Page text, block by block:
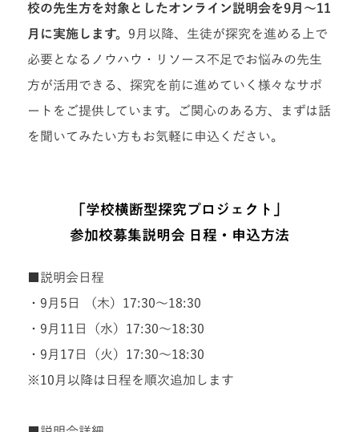
校の先生方を対象としたオンライン説明会を9月～11
月に実施します。 9月以降、生徒が探究を進める上で
必要となるノウハウ・リソース不足でお悩みの先生
方が活用できる、探究を前に進めていく様々なサポ
ートをご提供しています。ご関心のある方、まずは話
を聞いてみたい方もお気軽に申込ください。
「学校横断型探究プロジェクト」
参加校募集説明会 日程・申込方法
■説明会日程
・9月5日 （木）17:30～18:30
・9月11日（水）17:30～18:30
・9月17日（火）17:30～18:30
※10月以降は日程を順次追加します